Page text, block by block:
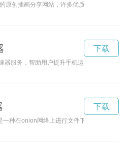
原创插画分享网站，许多优质的插画作品都
器服务，帮助用户提升手机运行速度，让用户
下载
一种在onion网络上进行文件下载的方法，通
下载